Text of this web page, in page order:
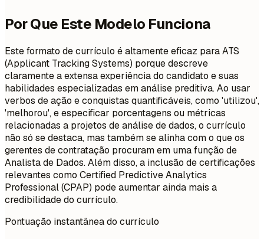
Por Que Este Modelo Funciona
Este formato de currículo é altamente eficaz para ATS
(Applicant Tracking Systems) porque descreve
claramente a extensa experiência do candidato e suas
habilidades especializadas em análise preditiva. Ao usar
verbos de ação e conquistas quantificáveis, como 'utilizou',
'melhorou', e especificar porcentagens ou métricas
relacionadas a projetos de análise de dados, o currículo
não só se destaca, mas também se alinha com o que os
gerentes de contratação procuram em uma função de
Analista de Dados. Além disso, a inclusão de certificações
relevantes como Certified Predictive Analytics
Professional (CPAP) pode aumentar ainda mais a
credibilidade do currículo.
Pontuação instantânea do currículo